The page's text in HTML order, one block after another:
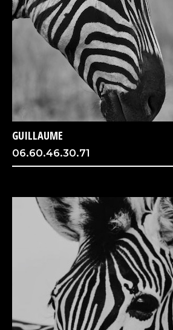
GUILLAUME
06.60.46.30.71